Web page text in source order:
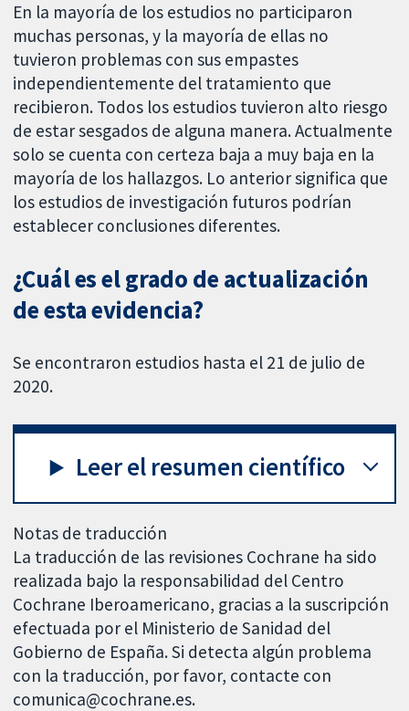
En la mayoría de los estudios no participaron
muchas personas, y la mayoría de ellas no
tuvieron problemas con sus empastes
independientemente del tratamiento que
recibieron. Todos los estudios tuvieron alto riesgo
de estar sesgados de alguna manera. Actualmente
solo se cuenta con certeza baja a muy baja en la
mayoría de los hallazgos. Lo anterior significa que
los estudios de investigación futuros podrían
establecer conclusiones diferentes.
¿Cuál es el grado de actualización
de esta evidencia?
Se encontraron estudios hasta el 21 de julio de
2020.
Leer el resumen científico
Notas de traducción
La traducción de las revisiones Cochrane ha sido
realizada bajo la responsabilidad del Centro
Cochrane Iberoamericano, gracias a la suscripción
efectuada por el Ministerio de Sanidad del
Gobierno de España. Si detecta algún problema
con la traducción, por favor, contacte con
comunica@cochrane.es.